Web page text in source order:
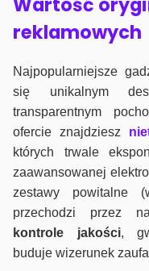
reklamowych
Najpopularniejsze
się unikalnym
transparentnym
ofercie znajdziesz
których trwale
zaawansowanej
zestawy powitalne
przechodzi przez
kontrole jakości,
buduje wizerunek